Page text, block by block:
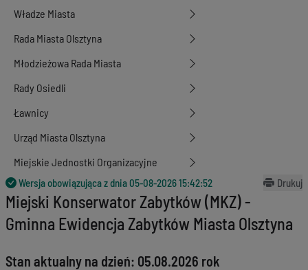
Władze Miasta
Rada Miasta Olsztyna
Młodzieżowa Rada Miasta
Rady Osiedli
Ławnicy
Urząd Miasta Olsztyna
Miejskie Jednostki Organizacyjne
Wersja obowiązująca z dnia05-08-2026 15:42:52 Drukuj
Miejski Konserwator Zabytków (MKZ) -
Gminna Ewidencja Zabytków Miasta Olsztyna
Stan aktualny na dzień: 05.08.2026 rok